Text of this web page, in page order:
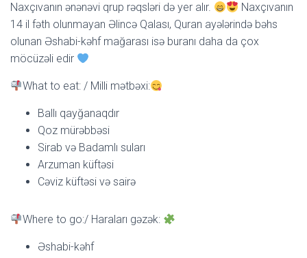
Naxçıvanın ənənəvi qrup rəqsləri də yer alır.
Naxçıvanın
14 il fəth olunmayan Əlincə Qalası, Quran ayələrində bəhs
olunan Əshabi-kəhf mağarası isə buranı daha da çox
möcüzəli edir
What to eat: / Milli mətbəxi:
Ballı qayğanaqdır
Qoz mürəbbəsi
Sirab və Badamlı suları
Arzuman küftəsi
Cəviz küftəsi və sairə
Where to go:/ Haraları gəzək:
Əshabi-kəhf